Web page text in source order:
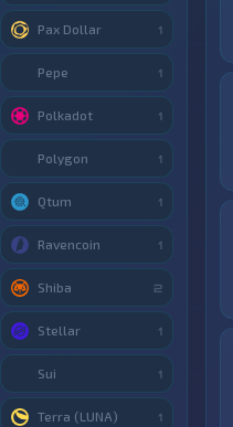
Pax Dollar 1
Pepe 1
Polkadot 1
Polygon 1
Qtum 1
Ravencoin 1
Shiba 2
Stellar 1
Sui 1
Terra (LUNA) 1